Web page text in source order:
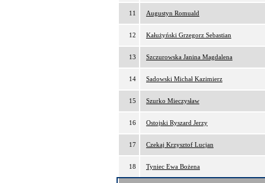
11 Augustyn Romuald
12 Kałużyński Grzegorz Sebastian
13 Szczurowska Janina Magdalena
14 Sadowski Michał Kazimierz
15 Szurko Mieczysław
16 Ostojski Ryszard Jerzy
17 Czekaj Krzysztof Lucjan
18 Tyniec Ewa Bożena